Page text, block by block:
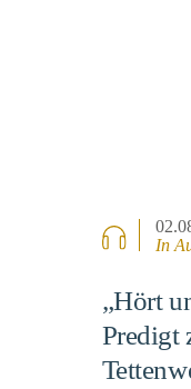
In
„Hört
Predigt